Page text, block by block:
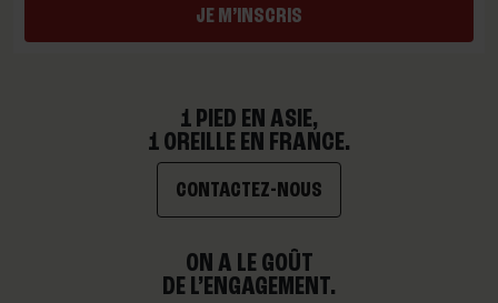
JE M’INSCRIS
1 PIED EN ASIE,
1 OREILLE EN FRANCE.
CONTACTEZ-NOUS
ON A LE GOÛT
DE L’ENGAGEMENT.